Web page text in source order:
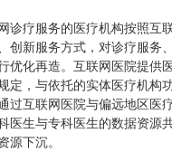
诊疗服务的医疗机构按照互
创新服务方式，对诊疗服务
优化再造。互联网医院提供
定，与依托的实体医疗机构
过互联网医院与偏远地区医
医生与专科医生的数据资源
源下沉。